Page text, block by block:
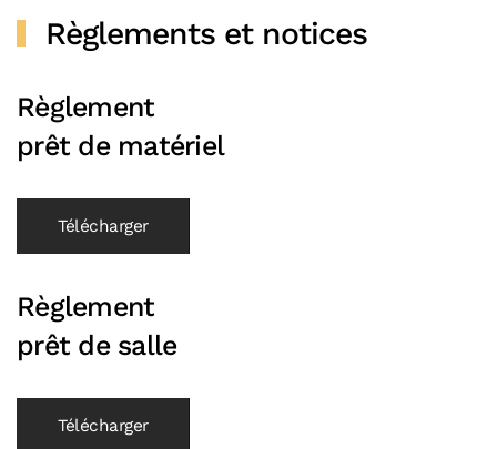
Règlements et notices
Règlement
prêt de matériel
Télécharger
Règlement
prêt de salle
Télécharger